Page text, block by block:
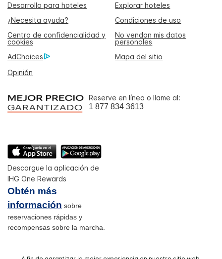
Desarrollo para hoteles
Explorar hoteles
¿Necesita ayuda?
Condiciones de uso
Centro de confidencialidad y
cookies
No vendan mis datos
personales
AdChoices
Mapa del sitio
Opinión
Reserve en línea o llame al:
1 877 834 3613
Descargue la aplicación de
IHG One Rewards
Obtén más
información sobre
reservaciones rápidas y
recompensas sobre la marcha.